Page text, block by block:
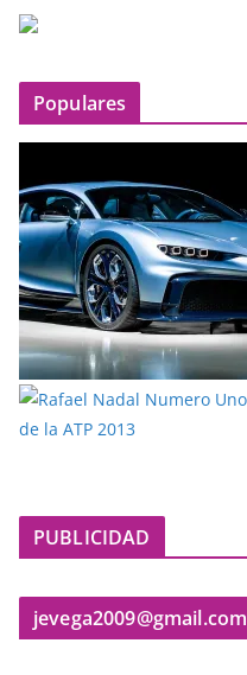
Populares
PUBLICIDAD
jevega2009@gmail.com